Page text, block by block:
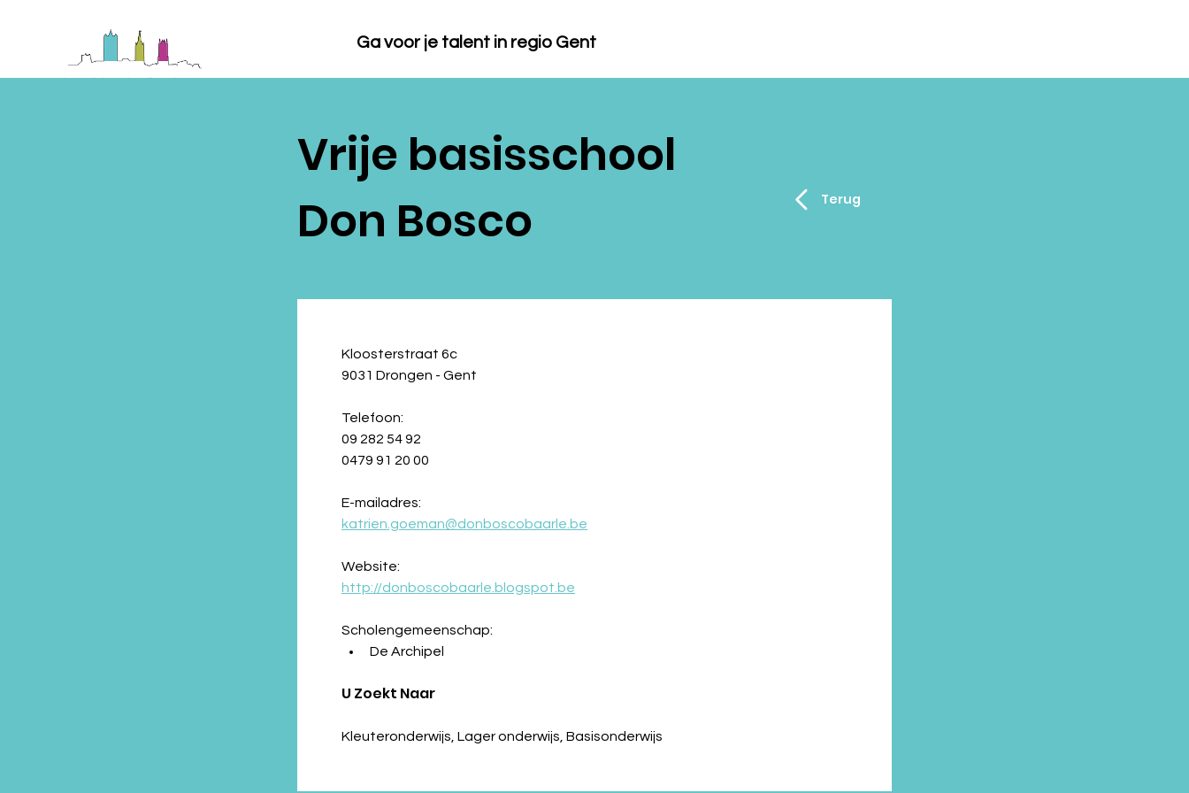
Ga voor je talent in regio Gent
Vrije basisschool
Don Bosco
Kloosterstraat 6c
9031 Drongen - Gent
Telefoon:
09 282 54 92
0479 91 20 00
E-mailadres:
katrien.goeman@donboscobaarle.be
Website:
http://donboscobaarle.blogspot.be
Scholengemeenschap:
De Archipel
U Zoekt Naar
Kleuteronderwijs, Lager onderwijs, Basisonderwijs
Terug